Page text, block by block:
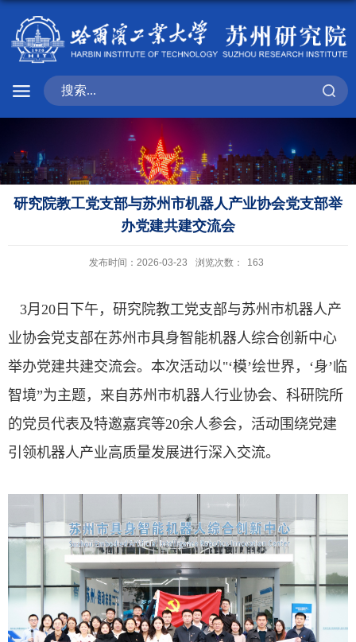
研究院教工党支部与苏州市机器人产业协会党支部举
办党建共建交流会
发布时间：2026-03-23 浏览次数： 163
3月 20 日下午，研究院教工党支部与苏州市机器人产
业协会党支部在苏州市具身智能机器人综合创新中心
举办党建共建交流会。本次活动以"‘模’绘世界，‘身’临
智境”为主题，来自苏州市机器人行业协会、科研院所
的党员代表及特邀嘉宾等20余人参会，活动围绕党建
引领机器人产业高质量发展进行深入交流。